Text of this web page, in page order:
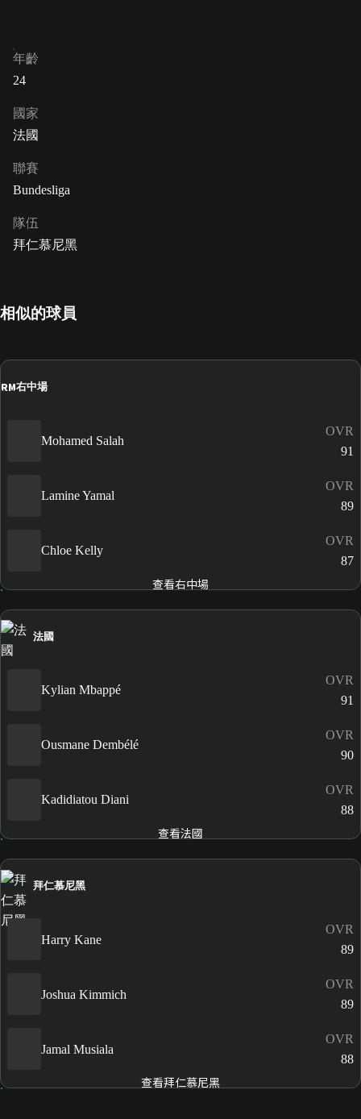
年齡
24
國家
法國
聯賽
Bundesliga
隊伍
拜仁慕尼黑
相似的球員
RM右中場
Mohamed Salah
OVR
91
Lamine Yamal
OVR
89
Chloe Kelly
OVR
87
查看右中場
法國
Kylian Mbappé
OVR
91
Ousmane Dembélé
OVR
90
Kadidiatou Diani
OVR
88
查看法國
拜仁慕尼黑
Harry Kane
OVR
89
Joshua Kimmich
OVR
89
Jamal Musiala
OVR
88
查看拜仁慕尼黑